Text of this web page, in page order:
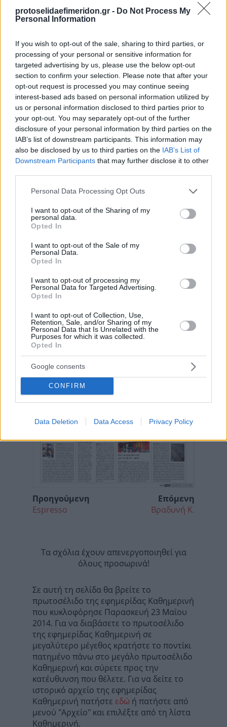
protoselidaefimeridon.gr - Do Not Process My
Personal Information
If you wish to opt-out of the sale, sharing to third parties, or
processing of your personal or sensitive information for
targeted advertising by us, please use the below opt-out
section to confirm your selection. Please note that after your
opt-out request is processed you may continue seeing
interest-based ads based on personal information utilized by
us or personal information disclosed to third parties prior to
your opt-out. You may separately opt-out of the further
disclosure of your personal information by third parties on the
IAB’s list of downstream participants. This information may
also be disclosed by us to third parties on the IAB’s List of
Downstream Participants that may further disclose it to other
Please note that this website/app uses one or more Google
not limited to your visit or usage behaviour. You may click to
grant or deny consent to Google and its third-party tags to
use your data for below specified purposes in below Google
consent section.
Personal Data Processing Opt Outs
I want to opt-out of the Sharing of my
personal data.
Opted In
I want to opt-out of the Sale of my
Personal Data.
Opted In
I want to opt-out of processing my
Personal Data for Targeted Advertising.
Opted In
I want to opt-out of Collection, Use,
Retention, Sale, and/or Sharing of my
Personal Data that Is Unrelated with the
Purposes for which it was collected.
Opted In
Google consents
CONFIRM
Data Deletion Data Access Privacy Policy
Κοινοποιήστε
Προηγούμενη
Espresso
Επόμενη
Βραδυνή Κ.
Τα σχόλια έχουν απενεργοποιηθεί για
όλους προσωρινά!
Σε αυτή τη σελίδα θα βρείτε το
πρωτοσέλιδο της εφημερίδας Καθημερινή
που κυκλοφόρησε Παρασκευή 23 Μαΐου
2014. Για να διαβάσετε το πρωτοσέλιδο
της εφημερίδας Καθημερινή σε
μεγαλύτερο μέγεθος κρατήστε το ποντίκι
πατημένο πάνω στο μεγάλο πρωτοσέλιδο
Καθημερινή και σύρετε προς την
κατέυθυνση που θέλετε. Για να δείτε το
ιστορικό αρχείο της εφημερίδας
Καθημερινή πατήστε εδώ ή πατήστε από
μενού "Αρχείο" και επιλέξτε από τη λίστα
Καθημερινή.